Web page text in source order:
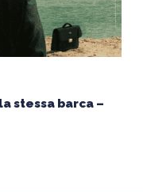
stessa barca –